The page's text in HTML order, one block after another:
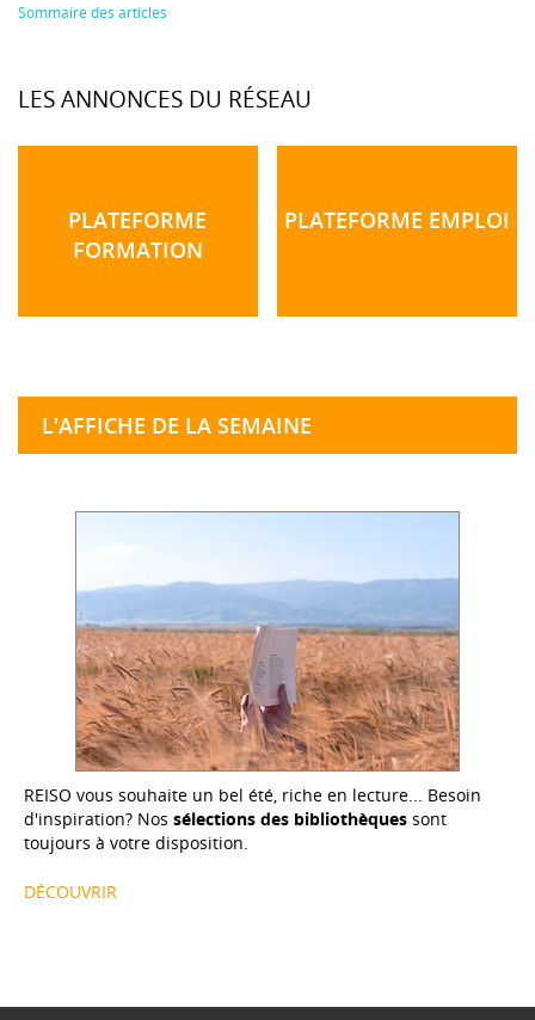
Sommaire des articles
LES ANNONCES DU RÉSEAU
PLATEFORME
FORMATION
PLATEFORME EMPLOI
L'AFFICHE DE LA SEMAINE
REISO vous souhaite un bel été, riche en lecture... Besoin
d'inspiration? Nos sélections des bibliothèques sont
toujours à votre disposition.
DÉCOUVRIR